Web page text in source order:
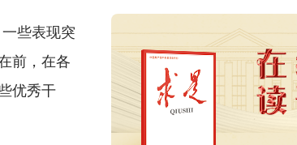
些表现突
前，在各
优秀干